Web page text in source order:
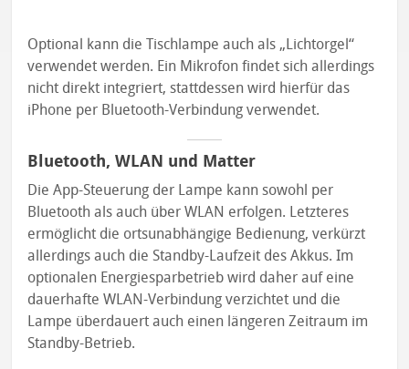
Optional kann die Tischlampe auch als „Lichtorgel“
verwendet werden. Ein Mikrofon findet sich allerdings
nicht direkt integriert, stattdessen wird hierfür das
iPhone per Bluetooth-Verbindung verwendet.
Bluetooth, WLAN und Matter
Die App-Steuerung der Lampe kann sowohl per
Bluetooth als auch über WLAN erfolgen. Letzteres
ermöglicht die ortsunabhängige Bedienung, verkürzt
allerdings auch die Standby-Laufzeit des Akkus. Im
optionalen Energiesparbetrieb wird daher auf eine
dauerhafte WLAN-Verbindung verzichtet und die
Lampe überdauert auch einen längeren Zeitraum im
Standby-Betrieb.